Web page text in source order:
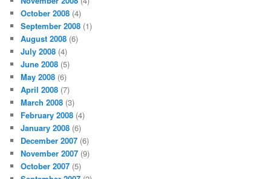
October 2008 (4)
September 2008 (1)
August 2008 (6)
July 2008 (4)
June 2008 (5)
May 2008 (6)
April 2008 (7)
March 2008 (3)
February 2008 (4)
January 2008 (6)
December 2007 (6)
November 2007 (9)
October 2007 (5)